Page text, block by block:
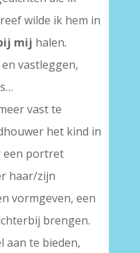
wilde ik hem in
mij halen.
vastleggen,
vast te
het kind in
een portret
haar/zijn
vormgeven, een
brengen.
aan te bieden,